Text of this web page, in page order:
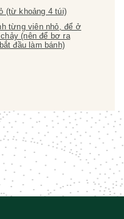
(từ khoảng 4 túi)
từng viên nhỏ, để ở
(nên để bơ ra
đầu làm bánh)